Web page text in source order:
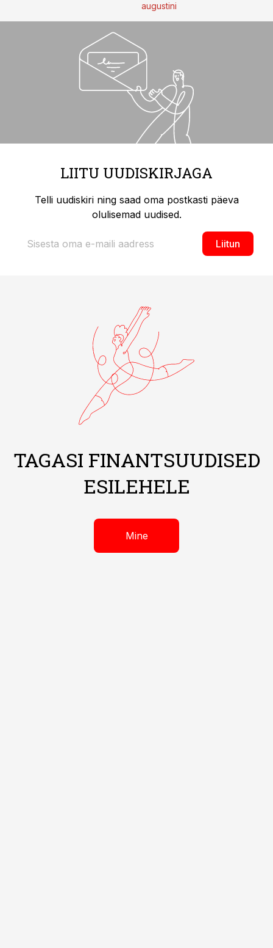
augustini
LIITU UUDISKIRJAGA
Telli uudiskiri ning saad oma postkasti päeva
olulisemad uudised.
Liitun
TAGASI FINANTSUUDISED
ESILEHELE
Mine